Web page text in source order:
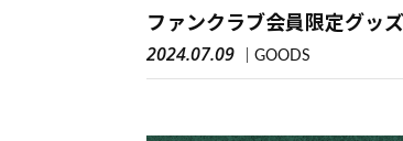
ファンクラブ会員限定グッズ
2024.07.09 GOODS